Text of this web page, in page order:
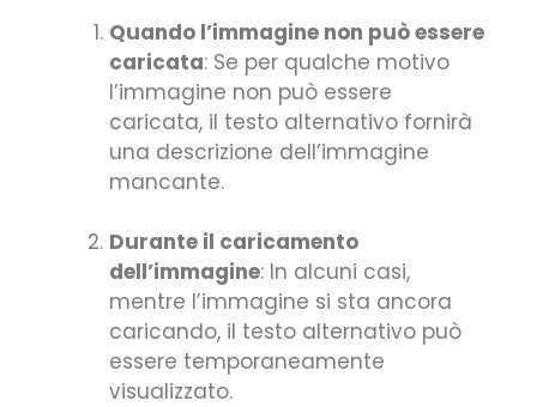
Quando l’immagine non può essere
caricata: Se per qualche motivo
l’immagine non può essere
caricata, il testo alternativo fornirà
una descrizione dell’immagine
mancante.
Durante il caricamento
dell’immagine: In alcuni casi,
mentre l’immagine si sta ancora
caricando, il testo alternativo può
essere temporaneamente
visualizzato.